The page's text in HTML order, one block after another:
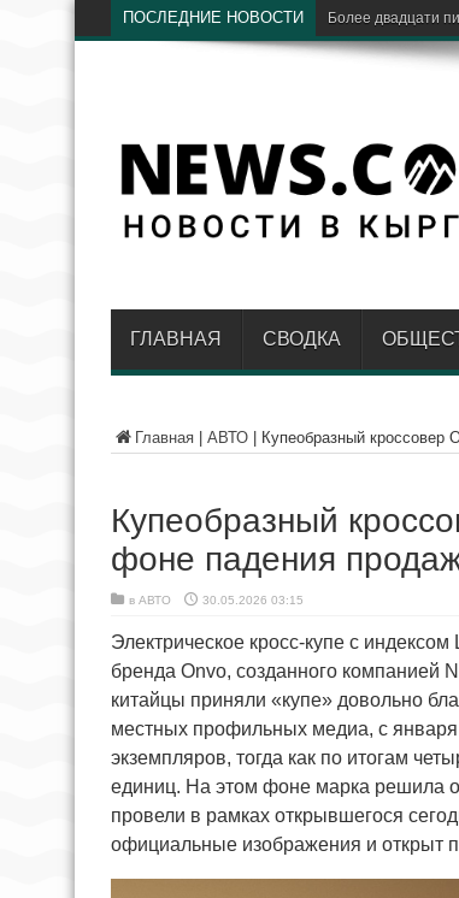
ПОСЛЕДНИЕ НОВОСТИ «Дордой» и
ГЛАВНАЯ СВОДКА
Главная АВТО Купеобразный кроссовер
Купеобразный
фоне падения
в АВТО 30.05.2026 03:15
Электрическое кросс-купе с
бренда Onvo, созданного компанией
китайцы приняли «купе» довольно
местных профильных медиа, с
экземпляров, тогда как по итогам
единиц. На этом фоне марка решила
провели в рамках открывшегося
официальные изображения и открыт